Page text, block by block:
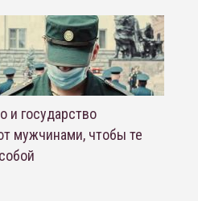
и государство
мужчинами, чтобы те